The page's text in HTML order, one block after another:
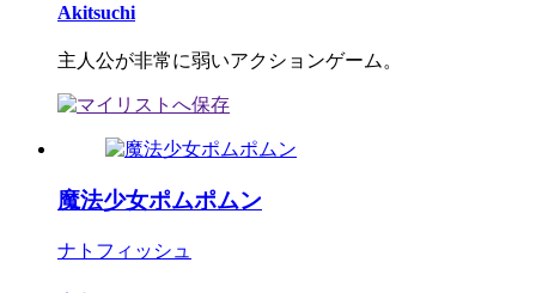
Akitsuchi
主人公が非常に弱いアクションゲーム。
魔法少女ポムポムン
ナトフィッシュ